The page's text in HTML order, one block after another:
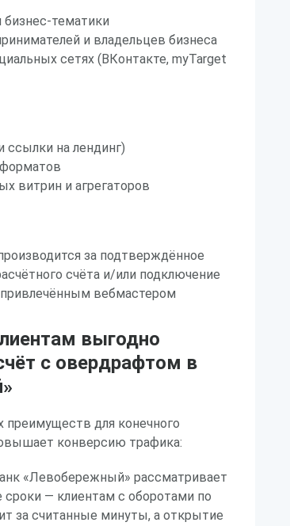
тематики
и владельцев бизнеса
сетях (ВКонтакте, myTarget
ссылки на лендинг)
витрин и агрегаторов
за подтверждённое
счёта и/или подключение
вебмастером
выгодно
с овердрафтом в
для конечного
конверсию трафика:
«Левобережный» рассматривает
— клиентам с оборотами по
за считанные минуты, а открытие